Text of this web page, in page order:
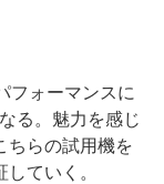
フォーマンスに
る。魅力を感じ
ちらの試用機を
ていく。